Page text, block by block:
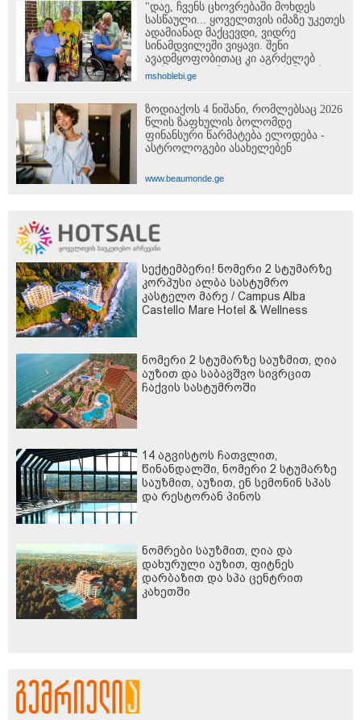
"დაე, ჩვენს ცხოვრებაში მოხდეს
სასწაული... ყოველთვის იმაზე უკეთეს
ადამიანად მაქცევდი, ვიდრე
სინამდვილეში ვიყავი. შენი
ავადმყოფობითაც კი აგრძელებ
ამას..." - თეონა კონტრიძის მიმართვა
მეუღლეს
mshoblebi.ge
ზოდიაქოს 4 ნიშანი, რომლებსაც 2026
წლის ზაფხულის ბოლომდე
ფინანსური წარმატება ელოდება -
ასტროლოგები ასახელებენ
www.beaumonde.ge
სექტემბერი! ნომერი 2 სტუმარზე
კორპუსი ალბა სასტუმრო
კასტელო მარე / Campus Alba
Castello Mare Hotel & Wellness
ნომერი 2 სტუმარზე საუზმით, ღია
აუზით და საბავშვო სივრცით
ჩაქვის სასტუმროში
14 აგვისტოს ჩათვლით,
წინანდალში, ნომერი 2 სტუმარზე
საუზმით, აუზით, ენ სემონინ სპას
და რესტორან პინოს
ნომრები საუზმით, ღია და
დახურული აუზით, ფიტნეს
დარბაზით და სპა ცენტრით
კახეთში